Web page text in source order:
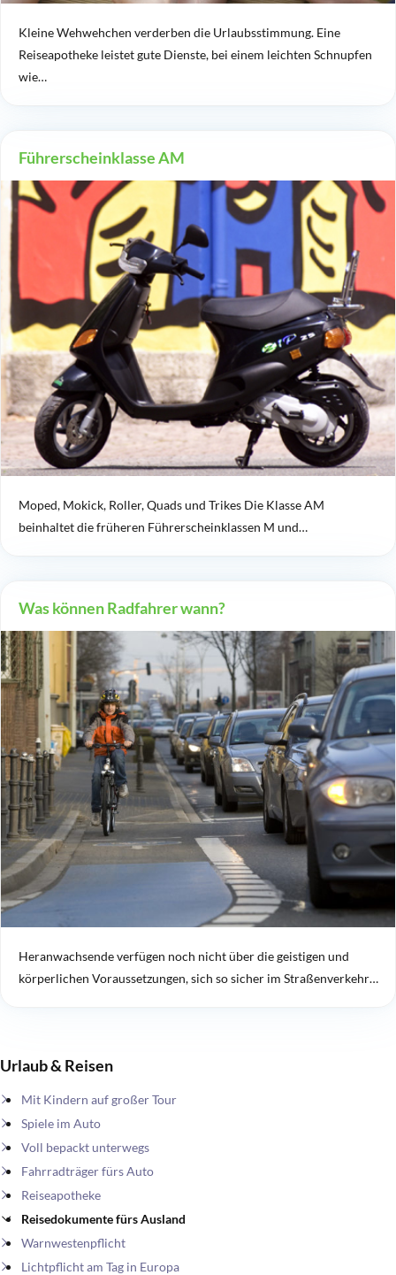
Urlaub & Reisen
Mit Kindern auf großer Tour
Spiele im Auto
Voll bepackt unterwegs
Fahrradträger fürs Auto
Reiseapotheke
Reisedokumente fürs Ausland
Warnwestenpflicht
Lichtpflicht am Tag in Europa
Kleine Wehwehchen verderben die Urlaubsstimmung. Eine
Reiseapotheke leistet gute Dienste, bei einem leichten Schnupfen
wie…
Führerscheinklasse AM
Moped, Mokick, Roller, Quads und Trikes Die Klasse AM
beinhaltet die früheren Führerscheinklassen M und…
Was können Radfahrer wann?
Heranwachsende verfügen noch nicht über die geistigen und
körperlichen Voraussetzungen, sich so sicher im Straßenverkehr…